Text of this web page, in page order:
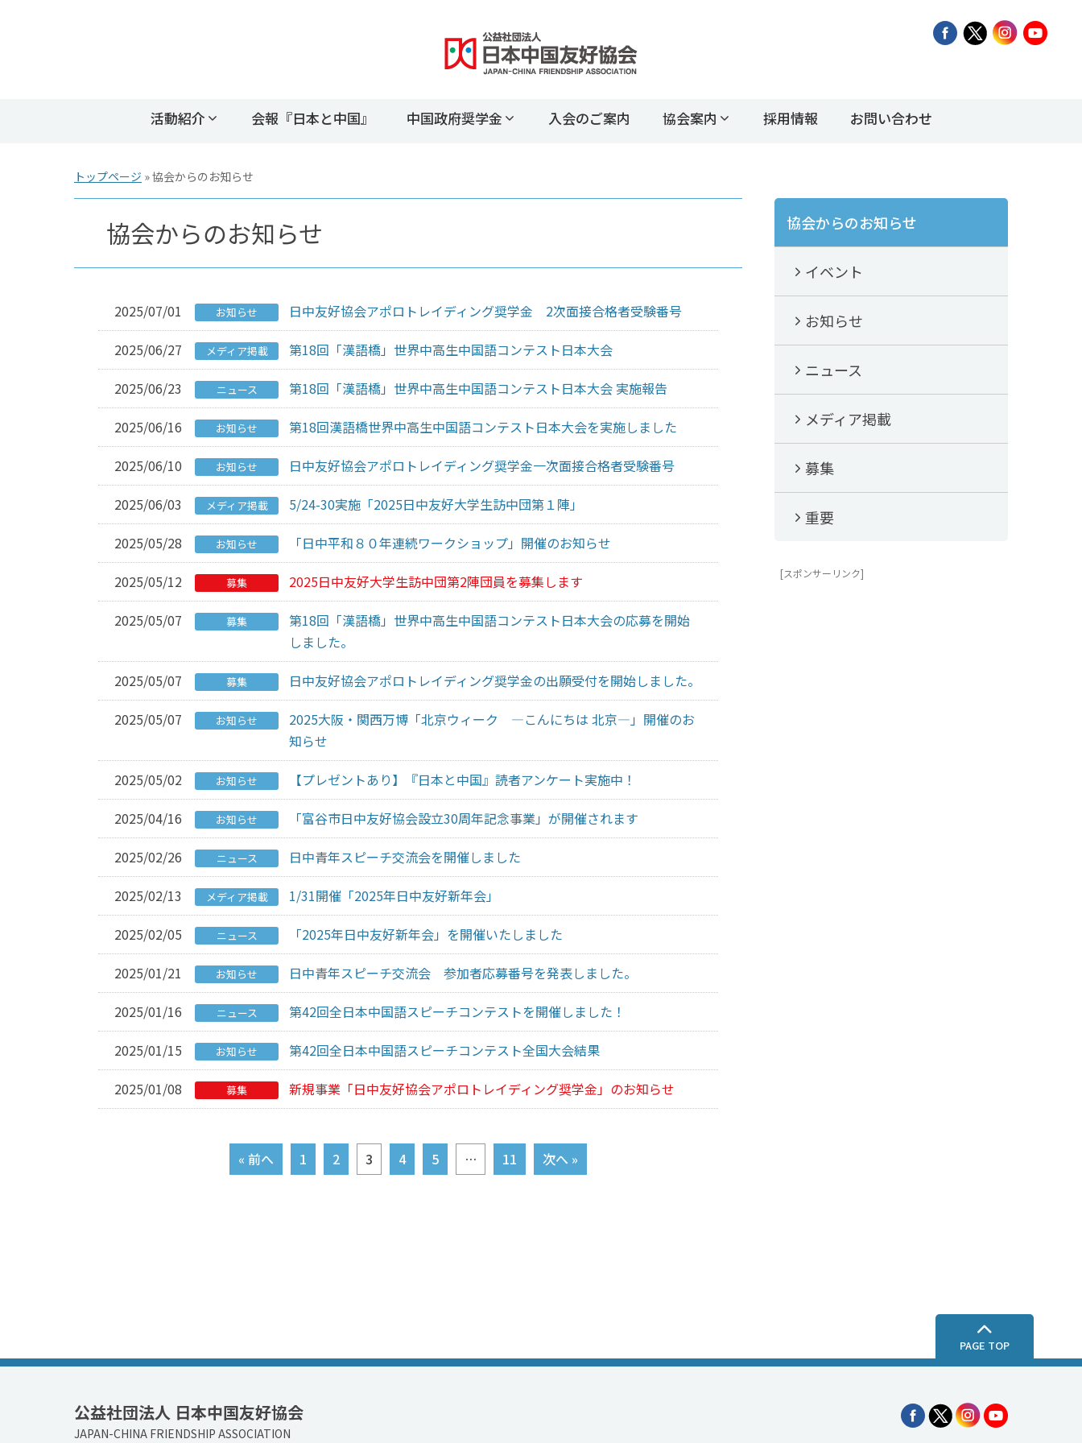
活動紹介 会報『日本と中国』 中国政府奨学金 入会のご案内 協会案内 採用情報 お問い合わせ
トップページ »協会からのお知らせ
協会からのお知らせ
2025/07/01 お知らせ
日中友好協会アポロトレイディング奨学金 2次面接合格者受験番号
2025/06/27
メディア掲載
第18回「漢語橋」世界中高生中国語コンテスト日本大会
2025/06/23
ニュース
第18回「漢語橋」世界中高生中国語コンテスト日本大会 実施報告
2025/06/16
お知らせ
第18回漢語橋世界中高生中国語コンテスト日本大会を実施しました
2025/06/10
お知らせ
日中友好協会アポロトレイディング奨学金一次面接合格者受験番号
2025/06/03
メディア掲載
5/24-30実施「2025日中友好大学生訪中団第１陣」
2025/05/28
お知らせ
「日中平和８０年連続ワークショップ」開催のお知らせ
2025/05/12
募集
2025日中友好大学生訪中団第2陣団員を募集します
2025/05/07
募集
第18回「漢語橋」世界中高生中国語コンテスト日本大会の応募を開始
しました。
2025/05/07
募集
日中友好協会アポロトレイディング奨学金の出願受付を開始しました。
2025/05/07
お知らせ
2025大阪・関西万博「北京ウィーク ―こんにちは 北京―」開催のお
知らせ
2025/05/02
お知らせ
【プレゼントあり】『日本と中国』読者アンケート実施中！
2025/04/16
お知らせ
「富谷市日中友好協会設立30周年記念事業」が開催されます
2025/02/26
ニュース
日中青年スピーチ交流会を開催しました
2025/02/13
メディア掲載
1/31開催「2025年日中友好新年会」
2025/02/05
ニュース
「2025年日中友好新年会」を開催いたしました
2025/01/21
お知らせ
日中青年スピーチ交流会 参加者応募番号を発表しました。
2025/01/16
ニュース
第42回全日本中国語スピーチコンテストを開催しました！
2025/01/15
お知らせ
第42回全日本中国語スピーチコンテスト全国大会結果
2025/01/08
募集 新規事業「日中友好協会アポロトレイディング奨学金」のお知らせ
« 前へ 1 2 3 4 5 … 11 次へ »
協会からのお知らせ
イベント
お知らせ
ニュース
メディア掲載
募集
重要
[スポンサーリンク]
PAGE TOP
公益社団法人 日本中国友好協会
JAPAN-CHINA FRIENDSHIP ASSOCIATION